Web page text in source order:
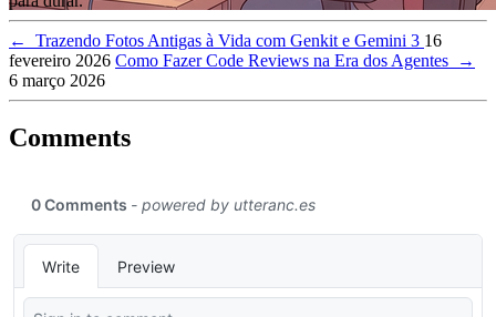
← Trazendo Fotos Antigas à Vida com Genkit e Gemini 3 16
fevereiro 2026 Como Fazer Code Reviews na Era dos Agentes
→
6 março 2026
Comments